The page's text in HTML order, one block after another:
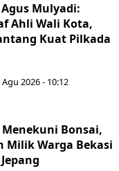
Mulyadi:
Ahli Wali Kota,
Kuat Pilkada
2026 - 10:12
Bonsai,
Milik Warga Bekasi